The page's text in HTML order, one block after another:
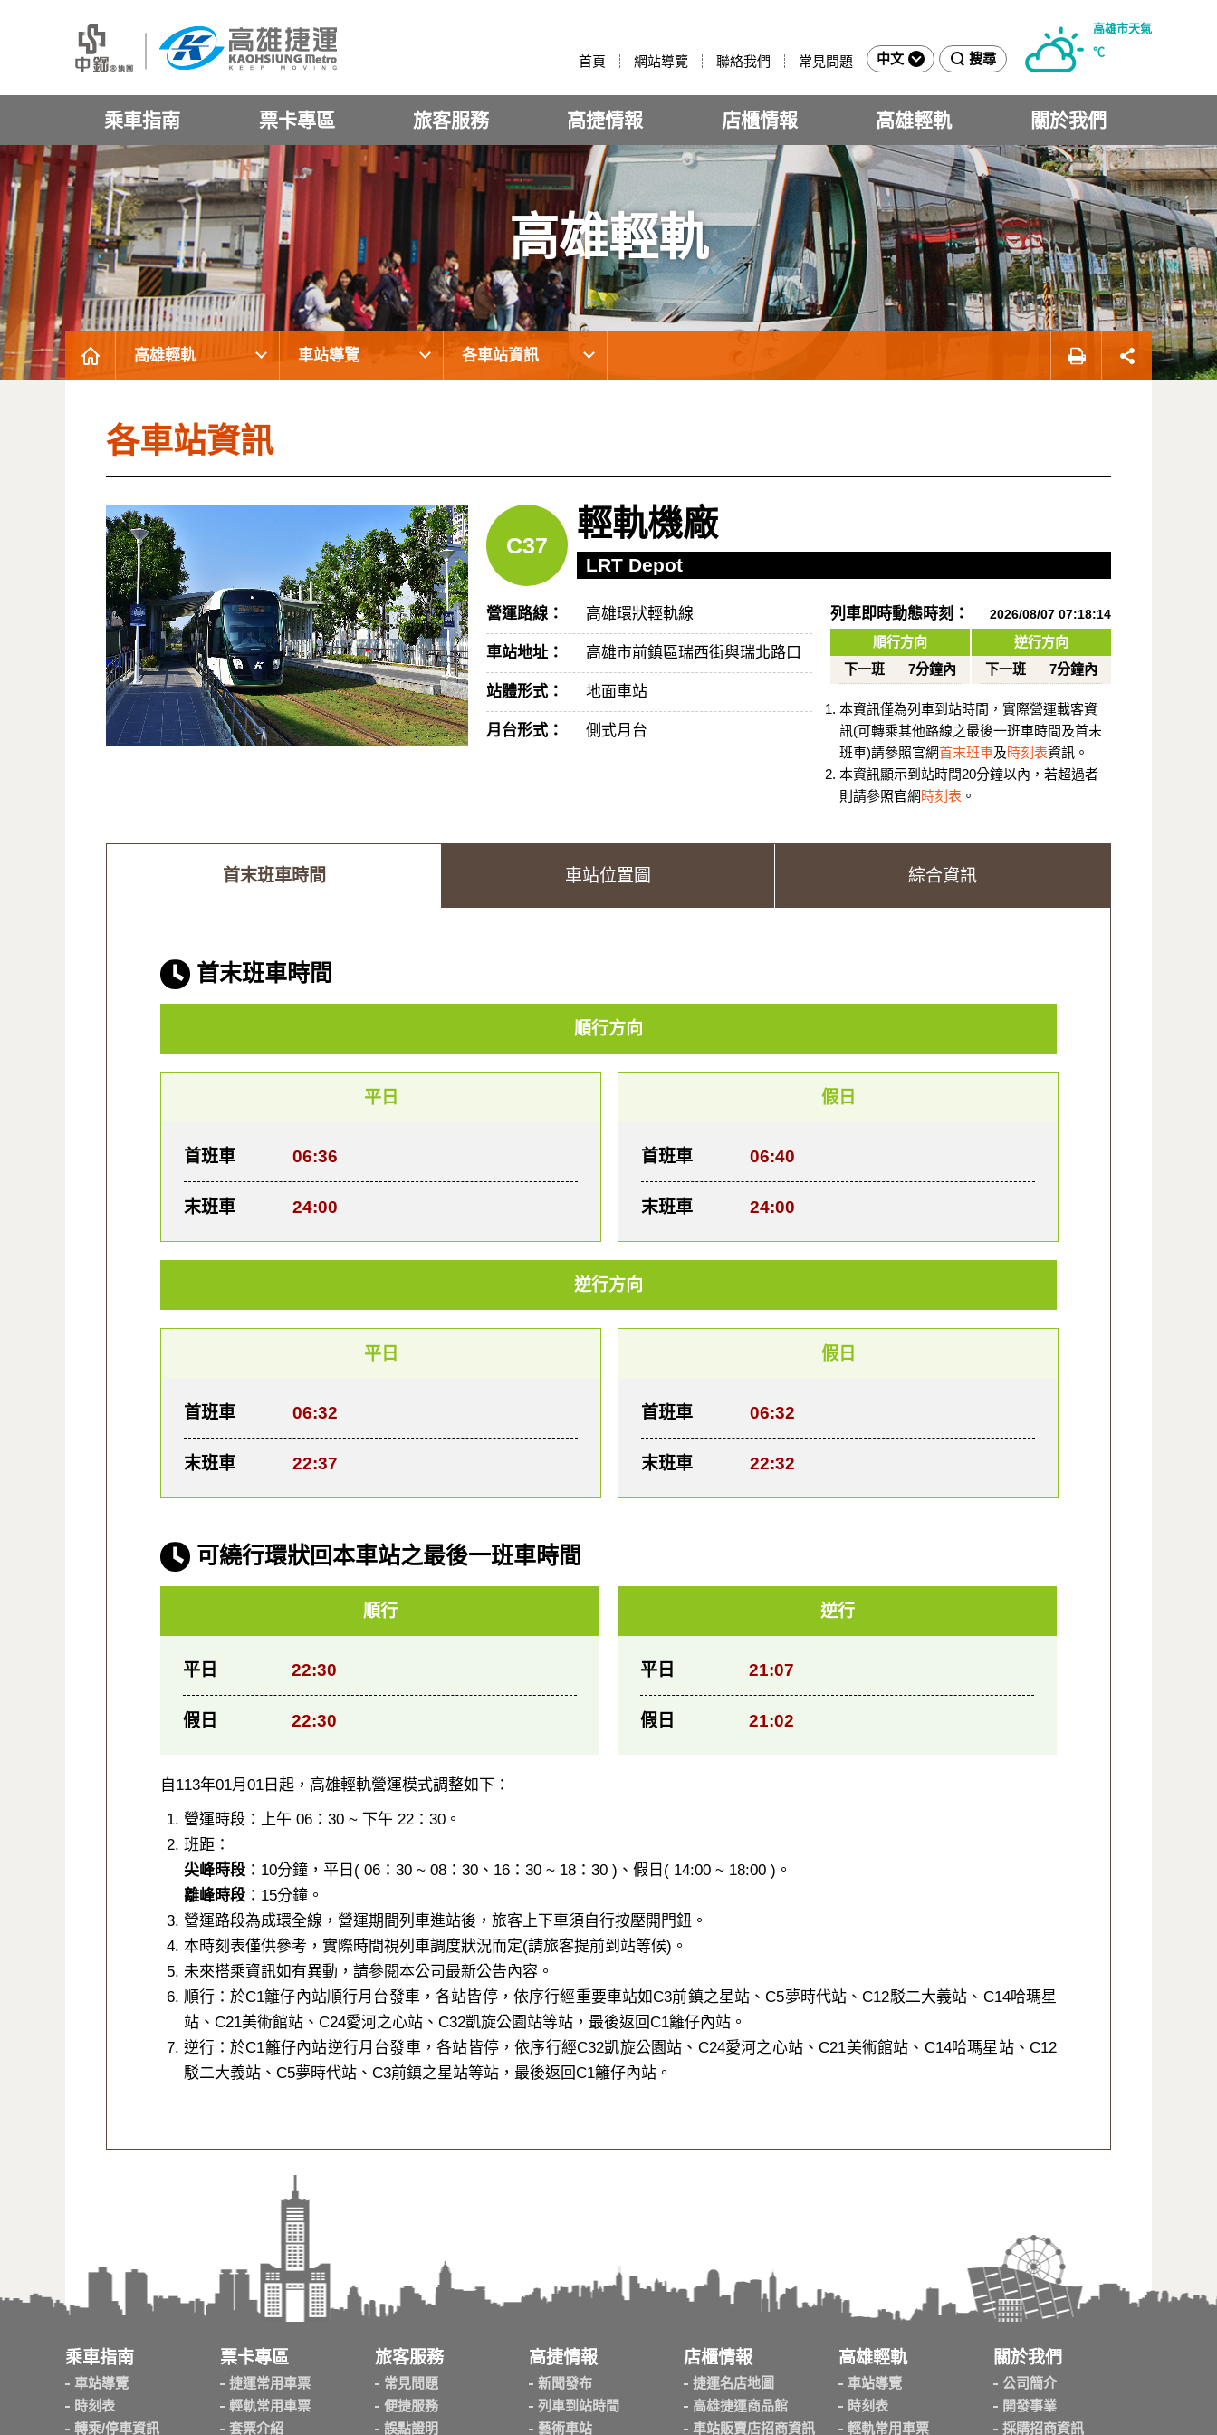
首頁 網站導覽 聯絡我們 常見問題 中文 搜尋
高雄市天氣
℃
乘車指南 票卡專區 旅客服務 高捷情報 店櫃情報 高雄輕軌 關於我們
高雄輕軌
高雄輕軌 車站導覽 各車站資訊
各車站資訊
C37
輕軌機廠
LRT Depot
營運路線： 高雄環狀輕軌線
車站地址： 高雄市前鎮區瑞西街與瑞北路口
站體形式： 地面車站
月台形式： 側式月台
列車即時動態時刻： 2026/08/07 07:18:14
順行方向
下一班
7分鐘內
逆行方向
下一班
7分鐘內
本資訊僅為列車到站時間，實際營運載客資
訊(可轉乘其他路線之最後一班車時間及首未
班車)請參照官網首末班車及時刻表資訊。
本資訊顯示到站時間20分鐘以內，若超過者
則請參照官網 時刻表 。
首末班車時間 車站位置圖 綜合資訊
首末班車時間
順行方向
平日
首班車 06:36
末班車 24:00
假日
首班車 06:40
末班車 24:00
逆行方向
平日
首班車 06:32
末班車 22:37
假日
首班車 06:32
末班車 22:32
可繞行環狀回本車站之最後一班車時間
順行
平日 22:30
假日 22:30
逆行
平日 21:07
假日 21:02
自113年01月01日起，高雄輕軌營運模式調整如下：
營運時段：上午 06：30 ~ 下午 22：30。
班距：
尖峰時段：10分鐘，平日( 06：30 ~ 08：30、16：30 ~ 18：30 )、假日( 14:00 ~ 18:00 )。
離峰時段：15分鐘。
營運路段為成環全線，營運期間列車進站後，旅客上下車須自行按壓開門鈕。
本時刻表僅供參考，實際時間視列車調度狀況而定(請旅客提前到站等候)。
未來搭乘資訊如有異動，請參閱本公司最新公告內容。
順行：於C1籬仔內站順行月台發車，各站皆停，依序行經重要車站如C3前鎮之星站、C5夢時代站、C12駁二大義站、C14哈瑪星
站、C21美術館站、C24愛河之心站、C32凱旋公園站等站，最後返回C1籬仔內站。
逆行：於C1籬仔內站逆行月台發車，各站皆停，依序行經C32凱旋公園站、C24愛河之心站、C21美術館站、C14哈瑪星站、C12
駁二大義站、C5夢時代站、C3前鎮之星站等站，最後返回C1籬仔內站。
乘車指南
車站導覽
時刻表
轉乘/停車資訊
票卡專區
捷運常用車票
輕軌常用車票
套票介紹
旅客服務
常見問題
便捷服務
誤點證明
高捷情報
新聞發布
列車到站時間
藝術車站
店櫃情報
捷運名店地圖
高雄捷運商品館
車站販賣店招商資訊
高雄輕軌
車站導覽
時刻表
輕軌常用車票
關於我們
公司簡介
開發事業
採購招商資訊